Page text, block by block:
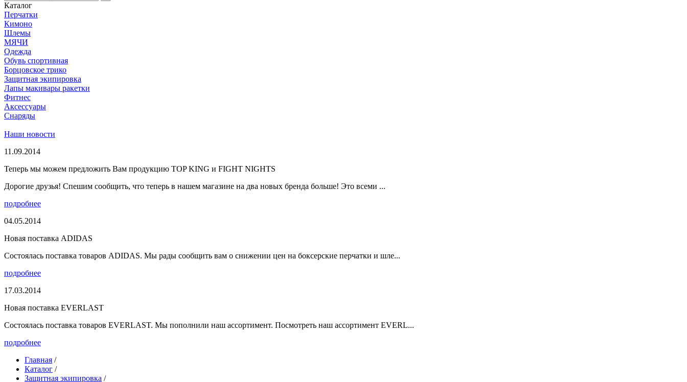
Каталог
Перчатки
Кимоно
Шлемы
МЯЧИ
Одежда
Обувь спортивная
Борцовское трико
Защитная экипировка
Лапы макивары ракетки
Фитнес
Аксессуары
Снаряды
Наши новости
11.09.2014
Теперь мы можем предложить Вам продукцию TOP KING и FIGHT NIGHTS
Дорогие друзья! Спешим сообщить, что теперь в нашем магазине на два новых бренда больше! Это всеми ...
подробнее
04.05.2014
Новая поставка ADIDAS
Состоялась поставка товаров ADIDAS. Мы рады сообщить вам о снижении цен на боксерские перчатки и шле...
подробнее
17.03.2014
Новая поставка EVERLAST
Состоялась поставка товаров EVERLAST. Мы пополнили наш ассортимент. Посмотреть наш ассортимент EVERL...
подробнее
Главная /
Каталог /
Защитная экипировка /